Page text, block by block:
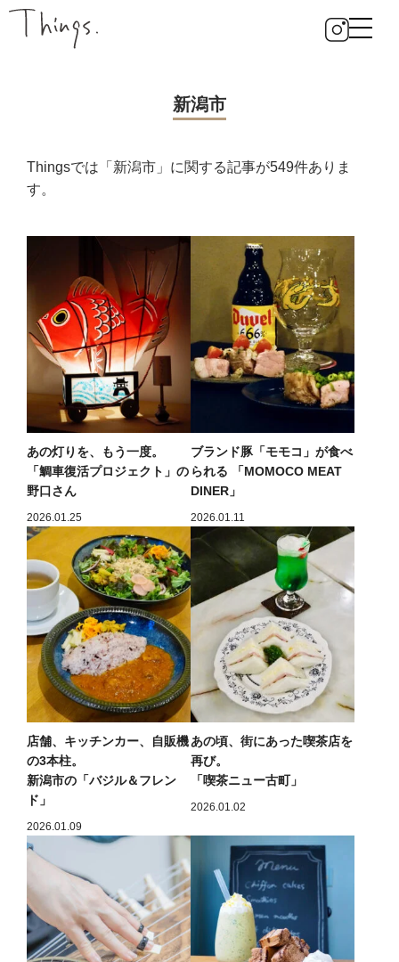
新潟市
Thingsでは「新潟市」に関する記事が549件ありま
す。
あの灯りを、もう一度。
「鯛車復活プロジェクト」の
野口さん
2026.01.25
ブランド豚「モモコ」が食べ
られる 「MOMOCO MEAT
DINER」
2026.01.11
店舗、キッチンカー、自販機
の3本柱。
新潟市の「バジル＆フレン
ド」
2026.01.09
あの頃、街にあった喫茶店を
再び。
「喫茶ニュー古町」
2026.01.02